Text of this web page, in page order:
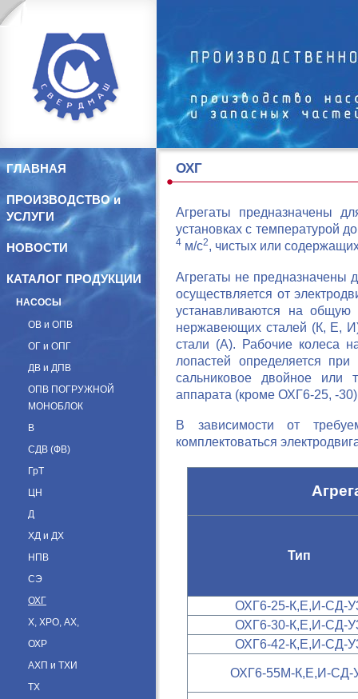
ГЛАВНАЯ
ПРОИЗВОДСТВО и
УСЛУГИ
НОВОСТИ
КАТАЛОГ ПРОДУКЦИИ
НАСОСЫ
ОВ и ОПВ
ОГ и ОПГ
ДВ и ДПВ
ОПВ ПОГРУЖНОЙ
МОНОБЛОК
В
СДВ (ФВ)
ГрТ
ЦН
Д
ХД и ДХ
НПВ
СЭ
ОХГ
Х, ХРО, АХ,
ОХР
АХП и ТХИ
ТХ
ОХГ
Агрегаты предназначены
установках с температурой
4 м/с2, чистых или
Агрегаты не предназначены
осуществляется от
устанавливаются на
нержавеющих сталей (К, Е, И)
стали (А).
Рабочие колеса
лопастей определяется
сальниковое двойное или
аппарата (кроме ОХГ6-25, -
В зависимости от
комплектоваться
Тип
ОХГ6-25-К,Е,И-СД-
ОХГ6-30-К,Е,И-СД-
ОХГ6-42-К,Е,И-СД-
ОХГ6-55М-К,Е,И-СД-